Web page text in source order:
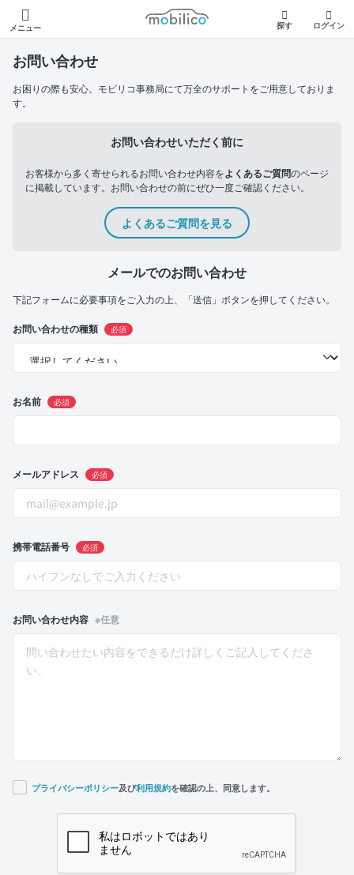
メニュー
モビリコ
探す ログイン
お問い合わせ
お困りの際も安心。モビリコ事務局にて万全のサポートをご用意しておりま
す。
お問い合わせいただく前に
お客様から多く寄せられるお問い合わせ内容をよくあるご質問のページ
に掲載しています。お問い合わせの前にぜひ一度ご確認ください。
よくあるご質問を見る
メールでのお問い合わせ
下記フォームに必要事項をご入力の上、「送信」ボタンを押してください。
お問い合わせの種類 必須
お名前 必須
メールアドレス 必須
携帯電話番号 必須
お問い合わせ内容 ※任意
プライバシーポリシー及び利用規約を確認の上、同意します。